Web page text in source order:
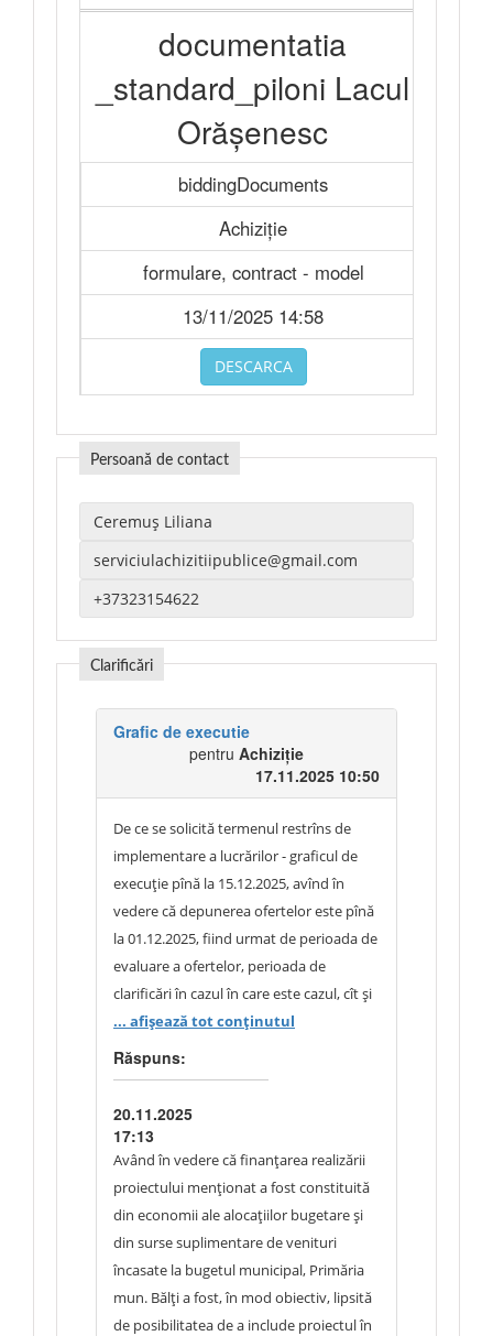
documentatia
_standard_piloni Lacul
Orășenesc
biddingDocuments
Achiziție
formulare, contract - model
13/11/2025 14:58
DESCARCA
Persoană de contact
Clarificări
Grafic de executie
pentru Achiziție
17.11.2025 10:50
De ce se solicită termenul restrîns de
implementare a lucrărilor - graficul de
execuție pînă la 15.12.2025, avînd în
vedere că depunerea ofertelor este pînă
la 01.12.2025, fiind urmat de perioada de
evaluare a ofertelor, perioada de
clarificări în cazul în care este cazul, cît și
termenul de contestare, care este de 5
zile din momentul emiterii rezultatului
cu privire la desemnarea învingătorului,
contractului la Trezoreria de Stat. Tot în
acest context menționăm condițiile
meteo nefavorabile din această
perioadă, avînd în vedere anotimpul
prezent, care pot crea dificultăți la
momentul execuției lucrărilor.
Termenul solicitat nu este real, avînd în
vedere complexitatea lucrărilor ce
... afișează tot conținutul
Răspuns:
20.11.2025
17:13
Având în vedere că finanțarea realizării
proiectului menționat a fost constituită
din economii ale alocațiilor bugetare și
din surse suplimentare de venituri
încasate la bugetul municipal, Primăria
mun. Bălți a fost, în mod obiectiv, lipsită
de posibilitatea de a include proiectul în